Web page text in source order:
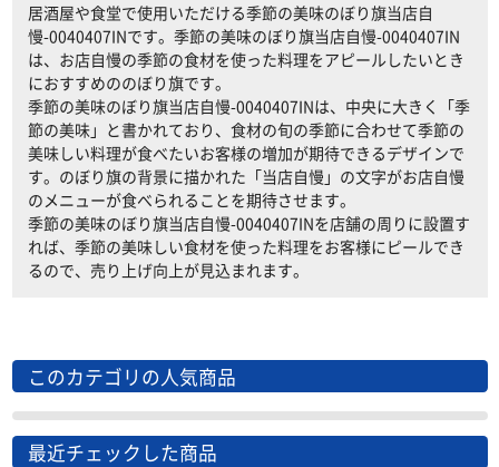
居酒屋や食堂で使用いただける季節の美味のぼり旗当店自
慢-0040407INです。季節の美味のぼり旗当店自慢-0040407IN
は、お店自慢の季節の食材を使った料理をアピールしたいとき
におすすめののぼり旗です。
季節の美味のぼり旗当店自慢-0040407INは、中央に大きく「季
節の美味」と書かれており、食材の旬の季節に合わせて季節の
美味しい料理が食べたいお客様の増加が期待できるデザインで
す。のぼり旗の背景に描かれた「当店自慢」の文字がお店自慢
のメニューが食べられることを期待させます。
季節の美味のぼり旗当店自慢-0040407INを店舗の周りに設置す
れば、季節の美味しい食材を使った料理をお客様にピールでき
るので、売り上げ向上が見込まれます。
このカテゴリの人気商品
最近チェックした商品